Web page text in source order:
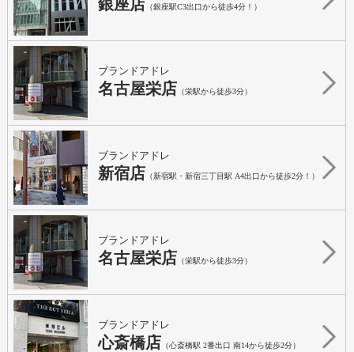
銀座店 （銀座駅C3出口から徒歩4分！）
ブランドアドレ
名古屋栄店 （栄駅から徒歩3分）
ブランドアドレ
新宿店 （新宿駅・新宿三丁目駅 A4出口から徒歩2分！）
ブランドアドレ
名古屋栄店 （栄駅から徒歩3分）
ブランドアドレ
心斎橋店 （心斎橋駅 2番出口 南14から徒歩2分）